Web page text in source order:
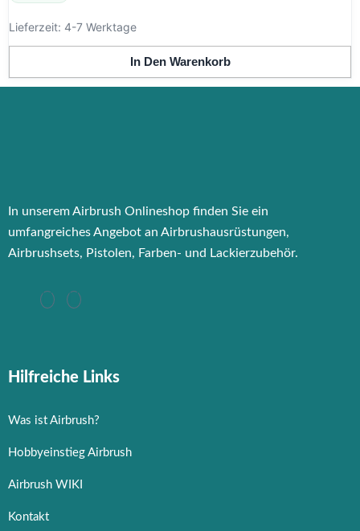
Lieferzeit: 4-7 Werktage
In Den Warenkorb
In unserem Airbrush Onlineshop finden Sie ein
umfangreiches Angebot an Airbrushausrüstungen,
Airbrushsets, Pistolen, Farben- und Lackierzubehör.
Hilfreiche Links
Was ist Airbrush?
Hobbyeinstieg Airbrush
Airbrush WIKI
Kontakt